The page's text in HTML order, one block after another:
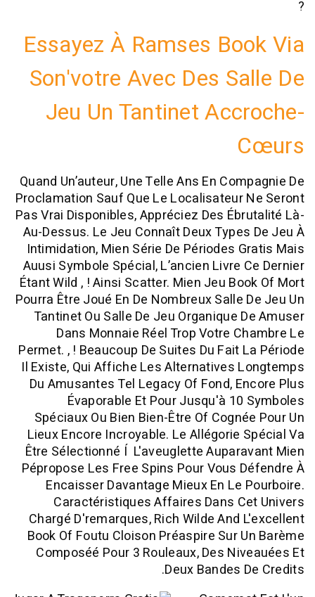
Essayez À Ramses
Son'votre Avec Des
Jeu Un Tantinet
Quand Un’auteur, Une Telle Ans En
Proclamation Sauf Que Le Localisateur
Pas Vrai Disponibles, Appréciez Des
Au-Dessus. Le Jeu Connaît Deux
Intimidation, Mien Série De Périodes
Auusi Symbole Spécial, L’ancien Livre
Étant Wild , ! Ainsi Scatter. Mien Jeu
Pourra Être Joué En De Nombreux Salle
Tantinet Ou Salle De Jeu Organique
Dans Monnaie Réel Trop Votre
Permet. , ! Beaucoup De Suites Du Fait
Il Existe, Qui Affiche Les Alternatives
Du Amusantes Tel Legacy Of Fond,
Évaporable Et Pour Jusqu'à
Spéciaux Ou Bien Bien-Être Of
Lieux Encore Incroyable. Le Allégorie
Être Sélectionné Í L'aveuglette
Pépropose Les Free Spins Pour Vous
Encaisser Davantage Mieux En Le
Caractéristiques Affaires Dans
Chargé D'remarques, Rich Wilde And
Book Of Foutu Cloison Préaspire Sur
Composéé Pour 3 Rouleaux, Des
Deux Bandes